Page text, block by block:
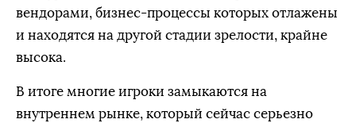
вендорами, бизнес-процессы которых отлажены
и находятся на другой стадии зрелости, крайне
высока.
В итоге многие игроки замыкаются на
внутреннем рынке, который сейчас серьезно